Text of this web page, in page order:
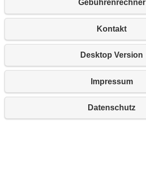
Gebührenrechner
Kontakt
Desktop Version
Impressum
Datenschutz